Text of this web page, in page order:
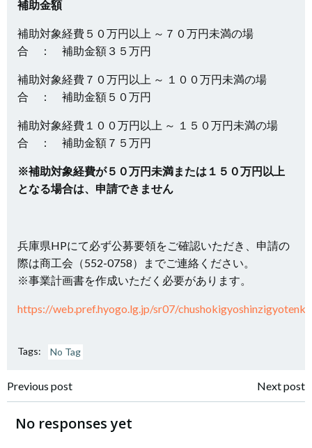
補助金額
補助対象経費５０万円以上 ～７０万円未満の場
合 ： 補助金額３５万円
補助対象経費７０万円以上 ～ １００万円未満の場
合 ： 補助金額５０万円
補助対象経費１００万円以上 ～ １５０万円未満の場
合 ： 補助金額７５万円
※補助対象経費が５０万円未満または１５０万円以上
となる場合は、申請できません
兵庫県HPにて必ず公募要領をご確認いただき、申請の
際は商工会（552-0758）までご連絡ください。
※事業計画書を作成いただく必要があります。
https://web.pref.hyogo.lg.jp/sr07/
Tags: No Tag
投
稿
Previous post Next post
No responses yet